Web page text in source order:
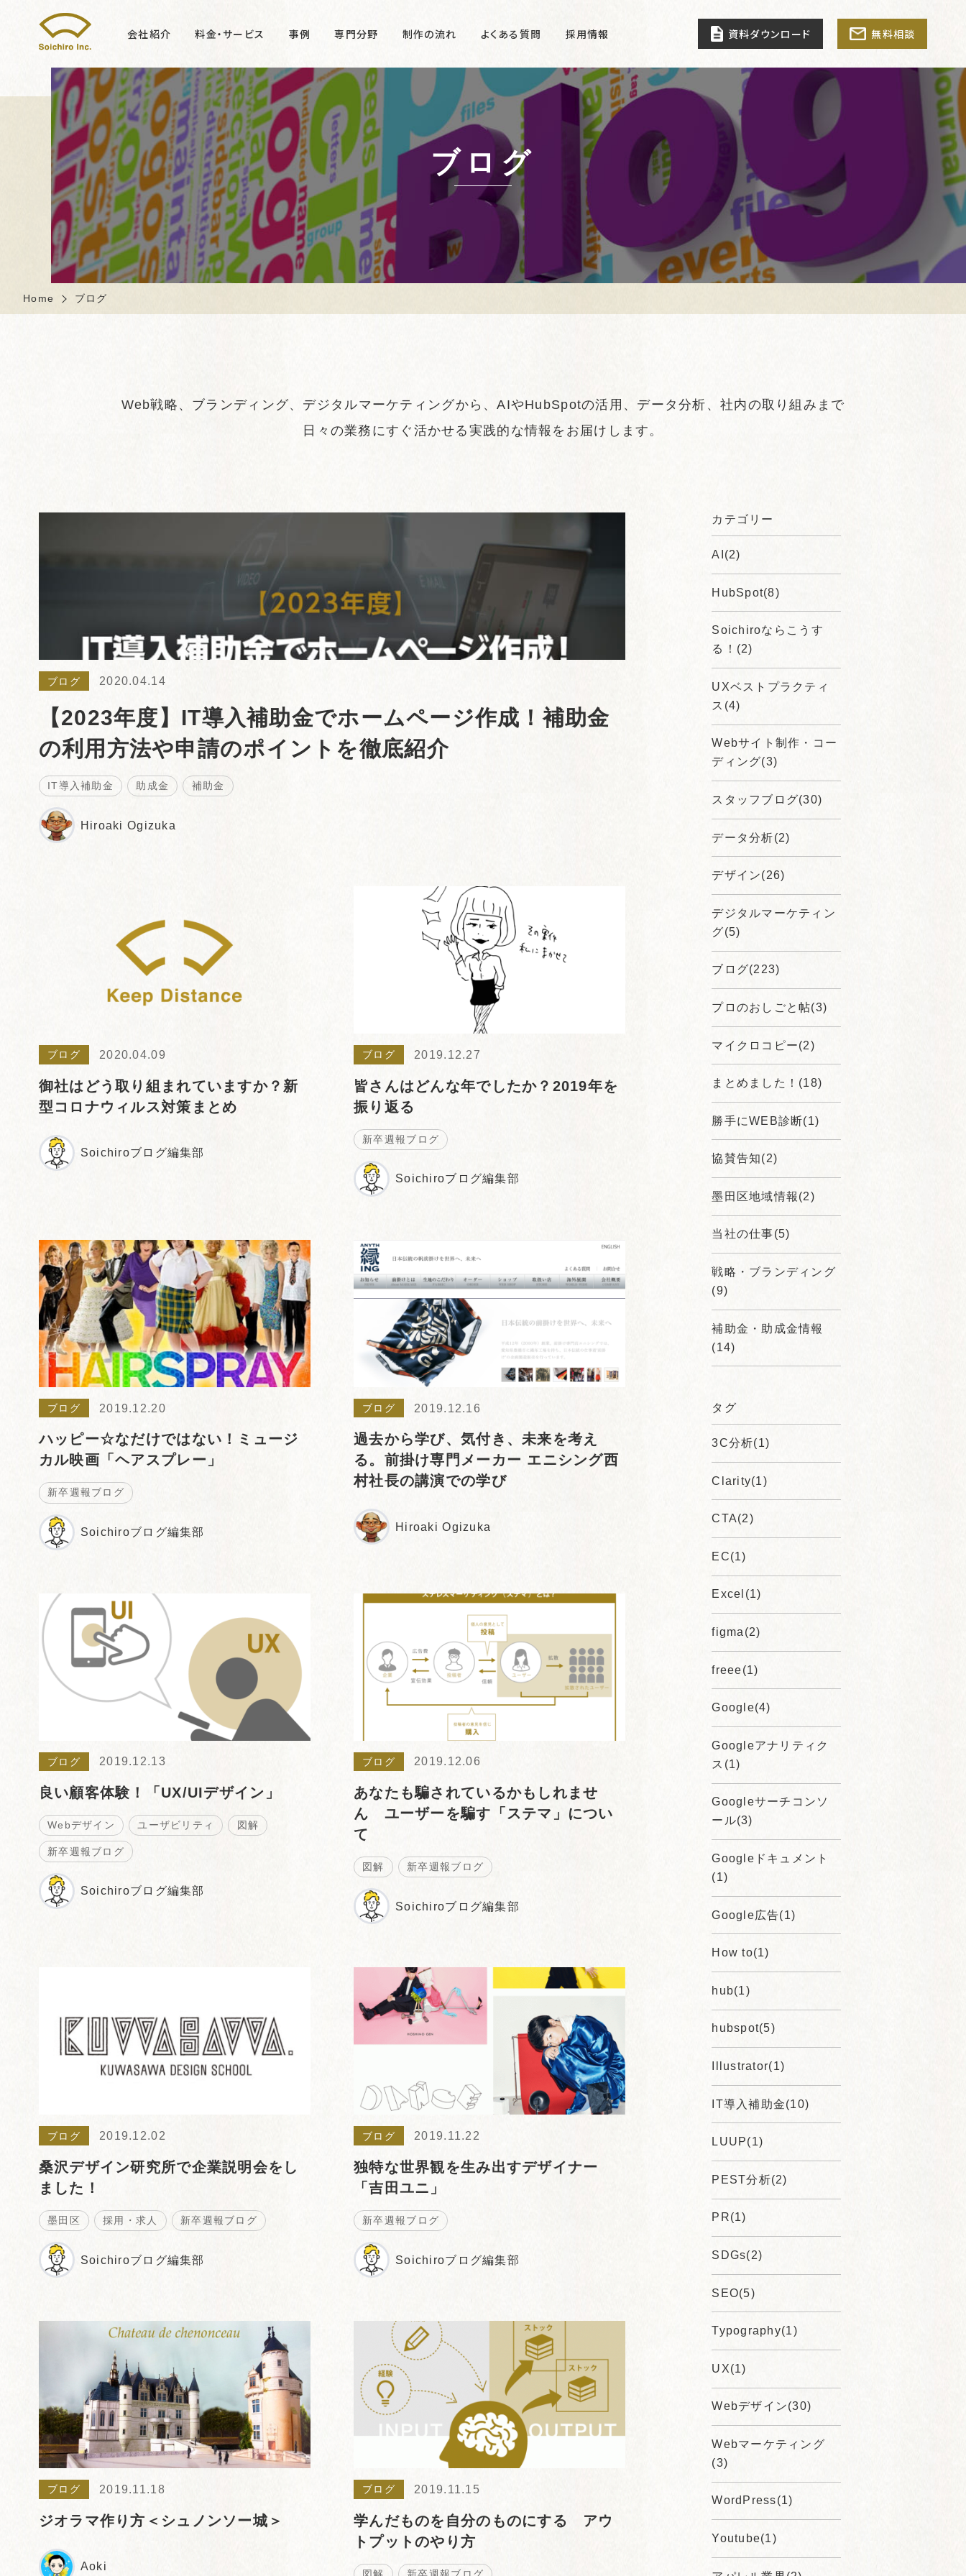
会社紹介 料金・サービス 事例 専門分野 制作の流れ よくある質問 採用情報 資料ダウンロード 無料相談
ブログ
Home ブログ
Web戦略、ブランディング、デジタルマーケティングから、AIやHubSpotの活用、データ分析、社内の取り組みまで
日々の業務にすぐ活かせる実践的な情報をお届けします。
ブログ 2020.04.14
【2023年度】IT導入補助金でホームページ作成！補助金
の利用方法や申請のポイントを徹底紹介
IT導入補助金 助成金 補助金
Hiroaki Ogizuka
ブログ 2020.04.09
御社はどう取り組まれていますか？新
型コロナウィルス対策まとめ
Soichiroブログ編集部
ブログ 2019.12.27
皆さんはどんな年でしたか？2019年を
振り返る
新卒週報ブログ
Soichiroブログ編集部
ブログ 2019.12.20
ハッピー☆なだけではない！ミュージ
カル映画「ヘアスプレー」
新卒週報ブログ
Soichiroブログ編集部
ブログ 2019.12.16
過去から学び、気付き、未来を考え
る。前掛け専門メーカー エニシング西
村社長の講演での学び
Hiroaki Ogizuka
ブログ 2019.12.13
良い顧客体験！「UX/UIデザイン」
Webデザイン ユーザビリティ 図解
新卒週報ブログ
Soichiroブログ編集部
ブログ 2019.12.06
あなたも騙されているかもしれませ
ん ユーザーを騙す「ステマ」につい
て
図解 新卒週報ブログ
Soichiroブログ編集部
ブログ 2019.12.02
桑沢デザイン研究所で企業説明会をし
ました！
墨田区 採用・求人 新卒週報ブログ
Soichiroブログ編集部
ブログ 2019.11.22
独特な世界観を生み出すデザイナー
「吉田ユニ」
新卒週報ブログ
Soichiroブログ編集部
ブログ 2019.11.18
ジオラマ作り方＜シュノンソー城＞
Aoki
ブログ 2019.11.15
学んだものを自分のものにする アウ
トプットのやり方
図解 新卒週報ブログ
カテゴリー
AI(2)
HubSpot(8)
Soichiroならこうす
る！(2)
UXベストプラクティ
ス(4)
Webサイト制作・コー
ディング(3)
スタッフブログ(30)
データ分析(2)
デザイン(26)
デジタルマーケティン
グ(5)
ブログ(223)
プロのおしごと帖(3)
マイクロコピー(2)
まとめました！(18)
勝手にWEB診断(1)
協賛告知(2)
墨田区地域情報(2)
当社の仕事(5)
戦略・ブランディング
(9)
補助金・助成金情報
(14)
タグ
3C分析(1)
Clarity(1)
CTA(2)
EC(1)
Excel(1)
figma(2)
freee(1)
Google(4)
Googleアナリティク
ス(1)
Googleサーチコンソ
ール(3)
Googleドキュメント
(1)
Google広告(1)
How to(1)
hub(1)
hubspot(5)
Illustrator(1)
IT導入補助金(10)
LUUP(1)
PEST分析(2)
PR(1)
SDGs(2)
SEO(5)
Typography(1)
UX(1)
Webデザイン(30)
Webマーケティング
(3)
WordPress(1)
Youtube(1)